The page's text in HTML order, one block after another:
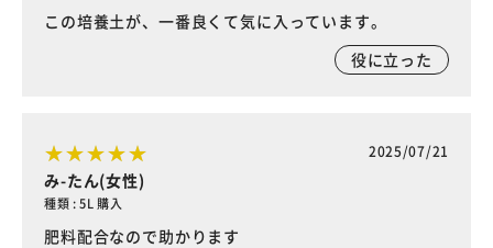
この培養土が、一番良くて気に入っています。
役に立った
2025/07/21
み-たん(女性)
種類 : 5L 購入
肥料配合なので助かります